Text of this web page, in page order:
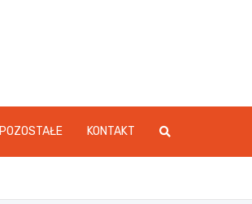
POZOSTAŁE KONTAKT